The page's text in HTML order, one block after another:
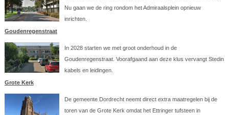
Nu gaan we de ring rondom het Admiraalsplein opnieuw
inrichten.
Goudenregenstraat
In 2028 starten we met groot onderhoud in de
Goudenregenstraat. Voorafgaand aan deze klus vervangt Stedin
kabels en leidingen.
Grote Kerk
De gemeente Dordrecht neemt direct extra maatregelen bij de
toren van de Grote Kerk omdat het Ettringer tufsteen in